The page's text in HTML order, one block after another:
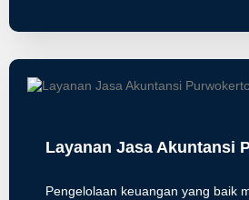
Layanan Jasa Akuntansi
Pengelolaan keuangan yang baik